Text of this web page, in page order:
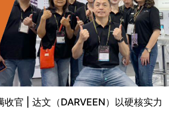
官 | 达文（DARVEEN）以硬核实力